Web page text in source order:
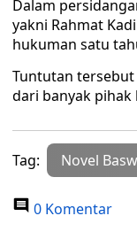
Dalam
yakni Rahmat
hukuman satu
Tuntutan
dari banyak
Tag: Novel
0 Komentar